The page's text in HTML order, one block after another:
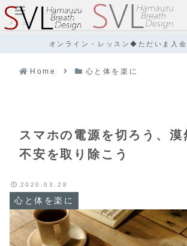
オンライン・レッスン◆ただいま入
Home 心と体を楽に
スマホの電源を切ろう、漠
不安を取り除こう
心と体を楽に
2020.03.28
メニュー